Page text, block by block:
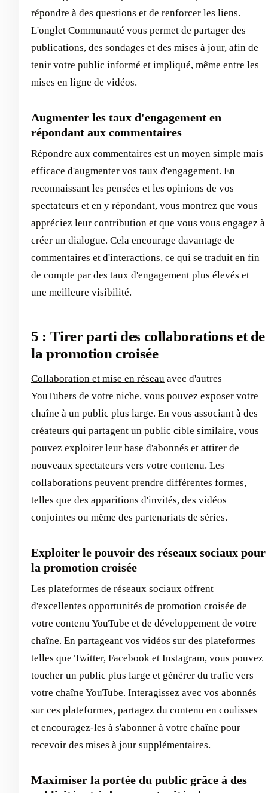
répondre à des questions et de renforcer les liens.
L'onglet Communauté vous permet de partager des
publications, des sondages et des mises à jour, afin de
tenir votre public informé et impliqué, même entre les
mises en ligne de vidéos.
Augmenter les taux d'engagement en
répondant aux commentaires
Répondre aux commentaires est un moyen simple mais
efficace d'augmenter vos taux d'engagement. En
reconnaissant les pensées et les opinions de vos
spectateurs et en y répondant, vous montrez que vous
appréciez leur contribution et que vous vous engagez à
créer un dialogue. Cela encourage davantage de
commentaires et d'interactions, ce qui se traduit en fin
de compte par des taux d'engagement plus élevés et
une meilleure visibilité.
5 : Tirer parti des collaborations et de
la promotion croisée
Collaboration et mise en réseau avec d'autres
YouTubers de votre niche, vous pouvez exposer votre
chaîne à un public plus large. En vous associant à des
créateurs qui partagent un public cible similaire, vous
pouvez exploiter leur base d'abonnés et attirer de
nouveaux spectateurs vers votre contenu. Les
collaborations peuvent prendre différentes formes,
telles que des apparitions d'invités, des vidéos
conjointes ou même des partenariats de séries.
Exploiter le pouvoir des réseaux sociaux pour
la promotion croisée
Les plateformes de réseaux sociaux offrent
d'excellentes opportunités de promotion croisée de
votre contenu YouTube et de développement de votre
chaîne. En partageant vos vidéos sur des plateformes
telles que Twitter, Facebook et Instagram, vous pouvez
toucher un public plus large et générer du trafic vers
votre chaîne YouTube. Interagissez avec vos abonnés
sur ces plateformes, partagez du contenu en coulisses
et encouragez-les à s'abonner à votre chaîne pour
recevoir des mises à jour supplémentaires.
Maximiser la portée du public grâce à des